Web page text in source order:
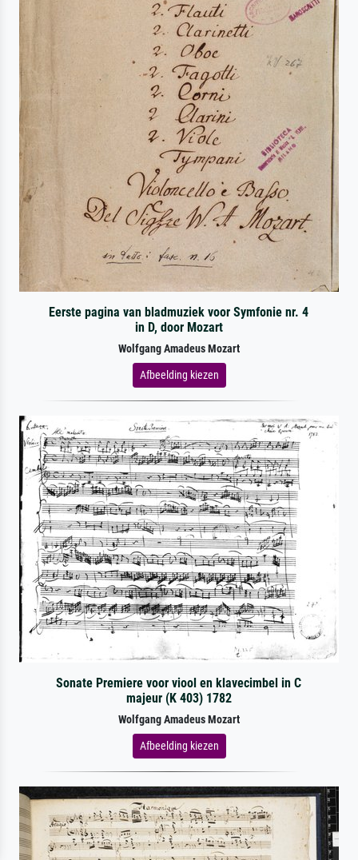
Eerste pagina van bladmuziek voor Symfonie nr. 4
in D, door Mozart
Wolfgang Amadeus Mozart
Afbeelding kiezen
Sonate Premiere voor viool en klavecimbel in C
majeur (K 403) 1782
Wolfgang Amadeus Mozart
Afbeelding kiezen